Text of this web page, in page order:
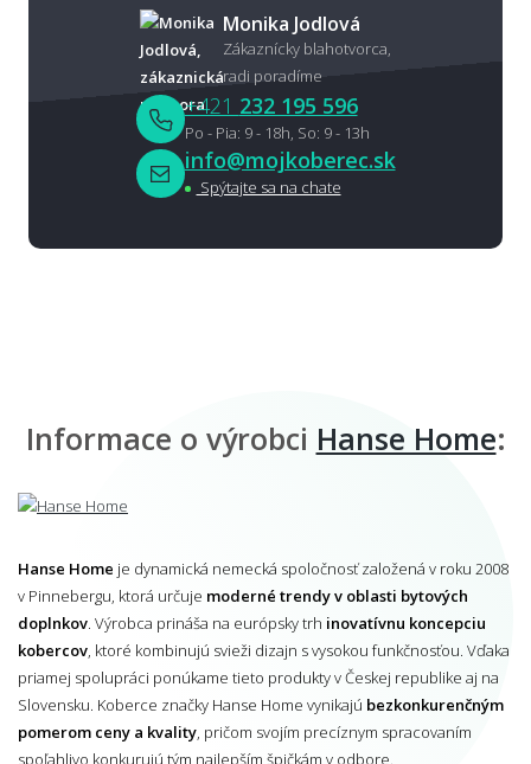
Monika Jodlová
Zákaznícky blahotvorca,
radi poradíme
+421 232 195 596
Po - Pia: 9 - 18h, So: 9 - 13h
info@mojkoberec.sk
Spýtajte sa na chate
Informace o výrobci Hanse Home:
Hanse Home je dynamická nemecká spoločnosť založená v roku 2008
v Pinnebergu, ktorá určuje moderné trendy v oblasti bytových
doplnkov. Výrobca prináša na európsky trh inovatívnu koncepciu
kobercov, ktoré kombinujú svieži dizajn s vysokou funkčnosťou. Vďaka
priamej spolupráci ponúkame tieto produkty v Českej republike aj na
Slovensku. Koberce značky Hanse Home vynikajú bezkonkurenčným
pomerom ceny a kvality, pričom svojím precíznym spracovaním
spoľahlivo konkurujú tým najlepším špičkám v odbore.